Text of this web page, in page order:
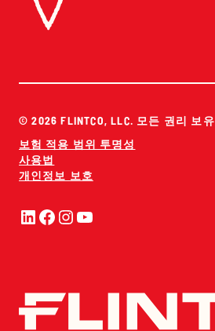
© 2026 FLINTCO, LLC. 모든 권리 보유
보험 적용 범위 투명성
사용법
개인정보 보호
링크드인
페이스북
인스타그램
유튜브